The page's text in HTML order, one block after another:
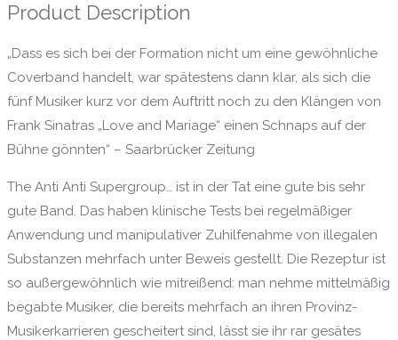
Product Description
„Dass es sich bei der Formation nicht um eine gewöhnliche
Coverband handelt, war spätestens dann klar, als sich die
fünf Musiker kurz vor dem Auftritt noch zu den Klängen von
Frank Sinatras „Love and Mariage“ einen Schnaps auf der
Bühne gönnten“ – Saarbrücker Zeitung
The Anti Anti Supergroup… ist in der Tat eine gute bis sehr
gute Band. Das haben klinische Tests bei regelmäßiger
Anwendung und manipulativer Zuhilfenahme von illegalen
Substanzen mehrfach unter Beweis gestellt. Die Rezeptur ist
so außergewöhnlich wie mitreißend: man nehme mittelmäßig
begabte Musiker, die bereits mehrfach an ihren Provinz-
Musikerkarrieren gescheitert sind, lässt sie ihr rar gesätes